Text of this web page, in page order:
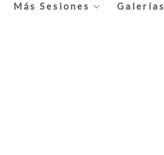
Más Sesiones Galerías